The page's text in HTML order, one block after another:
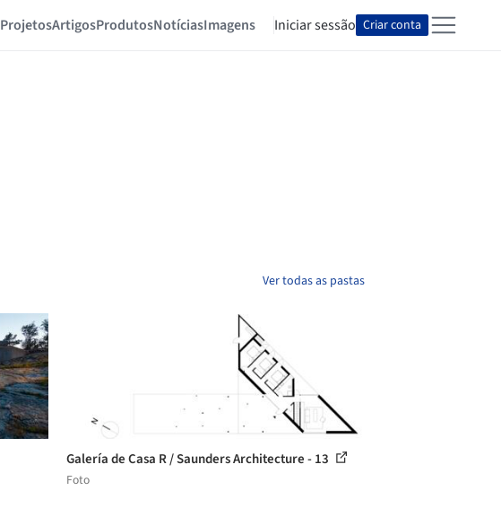
ProjetosArtigosProdutosNotíciasImagens Iniciar sessão Criar conta
Ver todas as pastas
Galería de Casa R / Saunders Architecture - 13
Foto